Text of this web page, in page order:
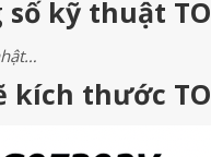
kỹ thuật
kích thước